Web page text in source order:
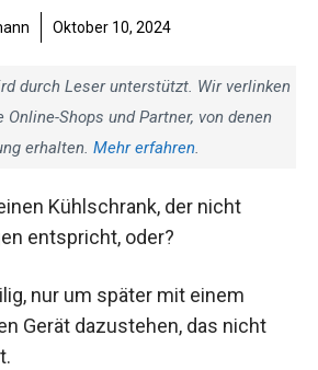
Oktober 10, 2024
durch Leser unterstützt. Wir verlinken
Shops und Partner, von denen
erhalten. Mehr erfahren.
Kühlschrank, der nicht
entspricht, oder?
nur um später mit einem
Gerät dazustehen, das nicht